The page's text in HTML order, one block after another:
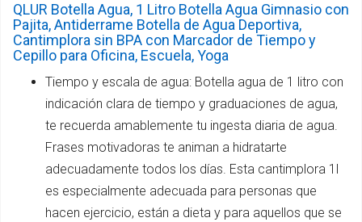
QLUR Botella Agua, 1 Litro Botella Agua Gimnasio con
Pajita, Antiderrame Botella de Agua Deportiva,
Cantimplora sin BPA con Marcador de Tiempo y
Cepillo para Oficina, Escuela, Yoga
Tiempo y escala de agua: Botella agua de 1 litro con
indicación clara de tiempo y graduaciones de agua,
te recuerda amablemente tu ingesta diaria de agua.
Frases motivadoras te animan a hidratarte
adecuadamente todos los días. Esta cantimplora 1l
es especialmente adecuada para personas que
hacen ejercicio, están a dieta y para aquellos que se